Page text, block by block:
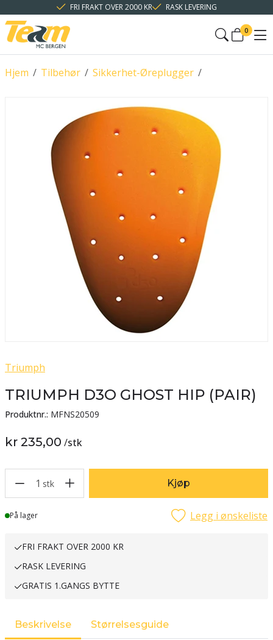
FRI FRAKT OVER 2000 KR RASK LEVERING
0
/
Hjem /
Tilbehør /
Sikkerhet-Øreplugger
Triumph
TRIUMPH D3O GHOST HIP (PAIR)
Produktnr.: MFNS20509
kr 235,00 /stk
1 stk Kjøp
Lager
På lager Legg i ønskeliste
FRI FRAKT OVER 2000 KR
RASK LEVERING
GRATIS 1.GANGS BYTTE
Beskrivelse Størrelsesguide